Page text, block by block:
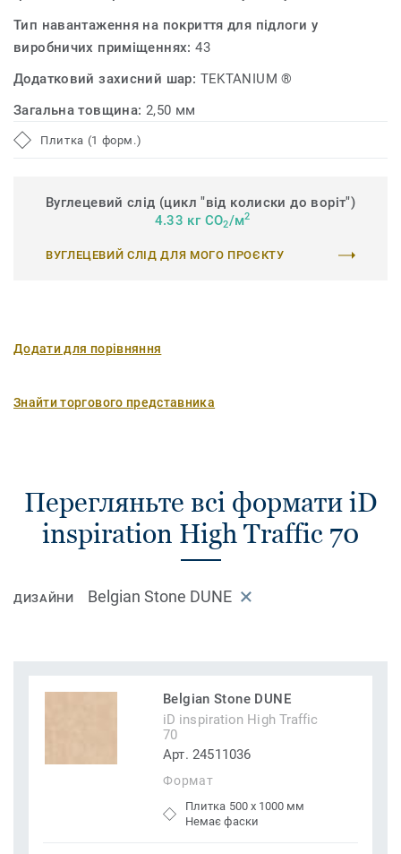
Тип навантаження на покриття для підлоги у
виробничих приміщеннях:43
Додатковий захисний шар: TEKTANIUM ®
Загальна товщина: 2,50 мм
Плитка (1 форм.)
Вуглецевий слід (цикл "від колиски до воріт")
4.33 кг CO2/м2
ВУГЛЕЦЕВИЙ СЛІД ДЛЯ МОГО ПРОЄКТУ
Додати для порівняння
Знайти торгового представника
Перегляньте всі формати iD
inspiration High Traffic 70
ДИЗАЙНИ Belgian Stone DUNE
Belgian Stone DUNE
iD inspiration High Traffic
70
Арт. 24511036
Формат
Плитка 500 x 1000 мм
Немає фаски